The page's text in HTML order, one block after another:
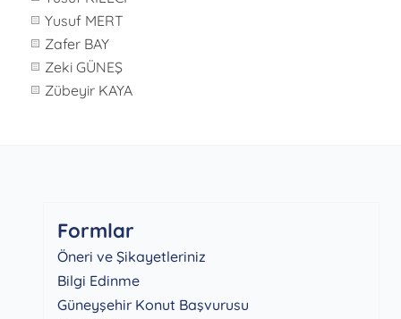
Yusuf MERT
Zafer BAY
Zeki GÜNEŞ
Zübeyir KAYA
Formlar
Öneri ve Şikayetleriniz
Bilgi Edinme
Güneyşehir Konut Başvurusu